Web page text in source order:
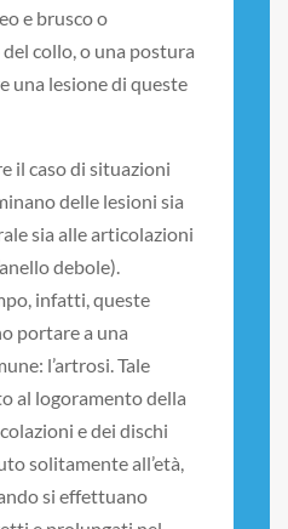
e brusco o
collo, o una postura
una lesione di queste
il caso di situazioni
delle lesioni sia
sia alle articolazioni
debole).
infatti, queste
portare a una
l’artrosi. Tale
al logoramento della
e dei dischi
solitamente all’età,
si effettuano